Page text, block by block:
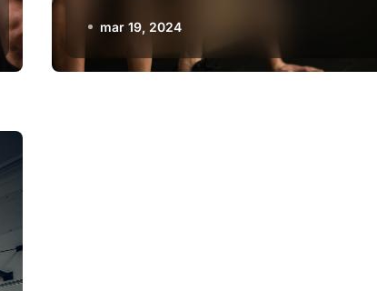
lekkoatletycznym
mar 19, 2024